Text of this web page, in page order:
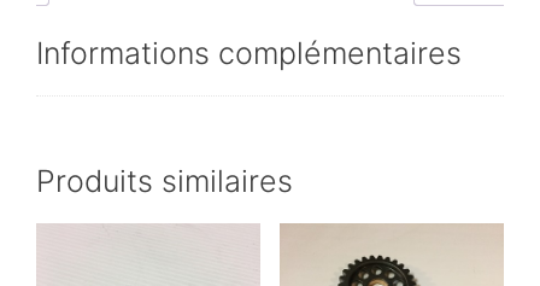
Informations complémentaires
Produits similaires